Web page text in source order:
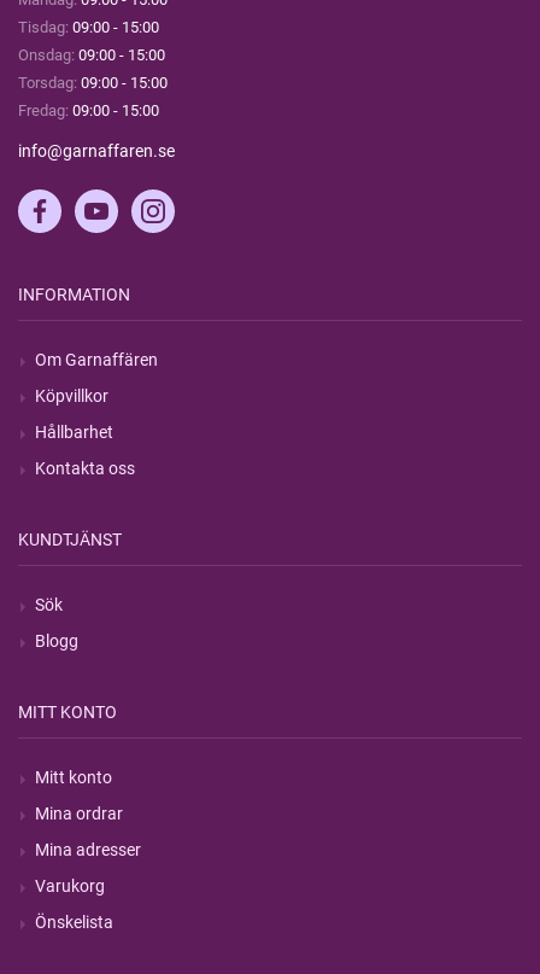
Tisdag: 09:00 - 15:00
Onsdag: 09:00 - 15:00
Torsdag: 09:00 - 15:00
Fredag: 09:00 - 15:00
info@garnaffaren.se
INFORMATION
Om Garnaffären
Köpvillkor
Hållbarhet
Kontakta oss
KUNDTJÄNST
Sök
Blogg
MITT KONTO
Mitt konto
Mina ordrar
Mina adresser
Varukorg
Önskelista